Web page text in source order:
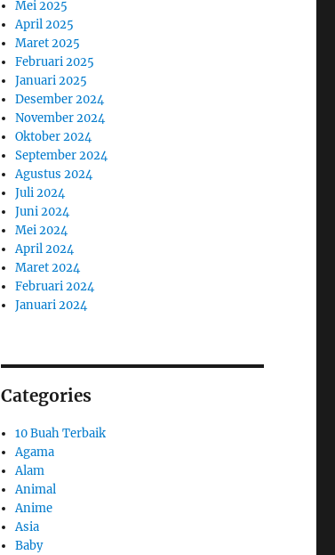
Mei 2025
April 2025
Maret 2025
Februari 2025
Januari 2025
Desember 2024
November 2024
Oktober 2024
September 2024
Agustus 2024
Juli 2024
Juni 2024
Mei 2024
April 2024
Maret 2024
Februari 2024
Januari 2024
Categories
10 Buah Terbaik
Agama
Alam
Animal
Anime
Asia
Baby